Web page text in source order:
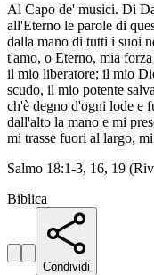
Al Capo de' musici. Di
all'Eterno le parole di
dalla mano di tutti i suoi
t'amo, o Eterno, mia
il mio liberatore; il mio
scudo, il mio potente
ch'è degno d'ogni lode e
dall'alto la mano e mi
mi trasse fuori al largo,
Salmo 18:1-3, 16, 19
Biblica
Condividi